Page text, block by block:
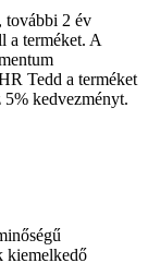
további 2 év
a terméket. A
Tedd a terméket
5% kedvezményt.
kiemelkedő